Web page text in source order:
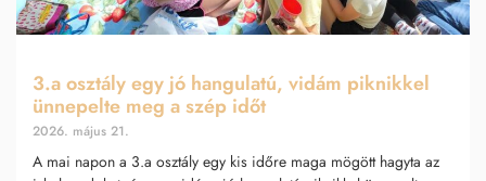
3.a osztály egy jó hangulatú, vidám piknikkel
ünnepelte meg a szép időt
2026. május 21.
A mai napon a 3.a osztály egy kis időre maga mögött hagyta az